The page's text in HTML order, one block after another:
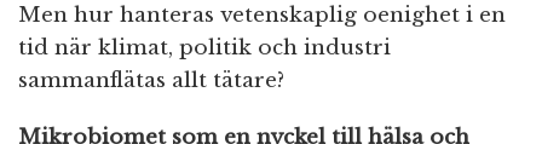
Men hur hanteras vetenskaplig oenighet i en
tid när klimat, politik och industri
sammanflätas allt tätare?
Mikrobiomet som en nyckel till hälsa och